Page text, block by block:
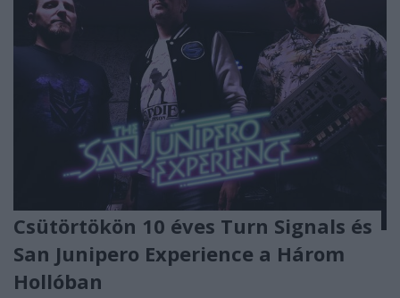
Csütörtökön 10 éves Turn Signals és
San Junipero Experience a Három
Hollóban